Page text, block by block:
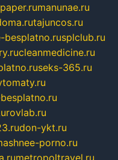
manunae.ru
tajuncos.ru
besplatno.rusplclub.ru
cleanmedicine.ru
seks-365.ru
don-ykt.ru
porno.ru
metropoltravel.ru